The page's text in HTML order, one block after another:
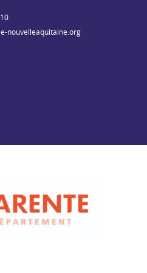
nouvelleaquitaine.org
Département de la Charente